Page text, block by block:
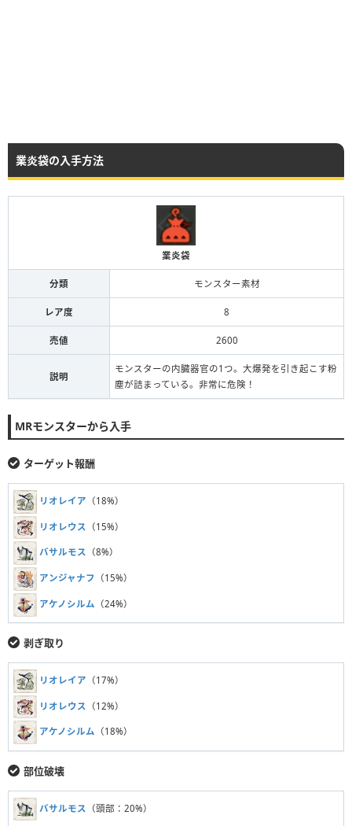
業炎袋の入手方法
業炎袋
分類 モンスター素材
レア度 8
売値 2600
説明
モンスターの内臓器官の1つ。大爆発を引き起こす粉
塵が詰まっている。非常に危険！
MRモンスターから入手
ターゲット報酬
リオレイア （18%）
リオレウス （15%）
バサルモス （8%）
アンジャナフ （15%）
アケノシルム （24%）
剥ぎ取り
リオレイア （17%）
リオレウス （12%）
アケノシルム （18%）
部位破壊
バサルモス （頭部：20%）